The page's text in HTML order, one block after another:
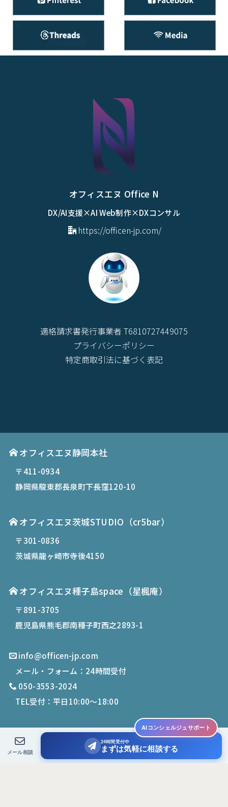
オフィスエヌ Office N
DX/AI支援×AI Web制作×DXコンサル
https://officen-jp.com/
適格請求書発行事業者 T6810727449075
プライバシーポリシー
特定商取引法に基づく表記
オフィスエヌ静岡本社
〒411-0934
静岡県駿東郡長泉町下長窪120-10
オフィスエヌ茨城STUDIO（cr5bar）
〒301-0836
茨城県龍ヶ崎市寺後4150
オフィスエヌ種子島space （星楓庵）
〒891-3705
鹿児島県熊毛郡南種子町西之2893-1
info@officen-jp.com
メール・フォーム：24時間受付
050-3553-2024
TEL受付：平日10:00〜18:00
2026Office N. All Rights Reserved.
AIコンシェルジュサポート
メール相談
24時間受付中
まずは気軽に相談する